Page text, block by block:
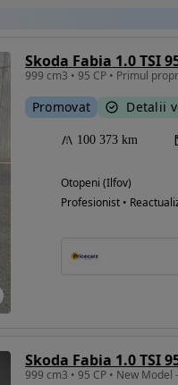
Skoda Fabia 1.0 TSI
Promovat Detalii
100 373 km
Otopeni (Ilfov)
Profesionist •
Skoda Fabia 1.0 TSI